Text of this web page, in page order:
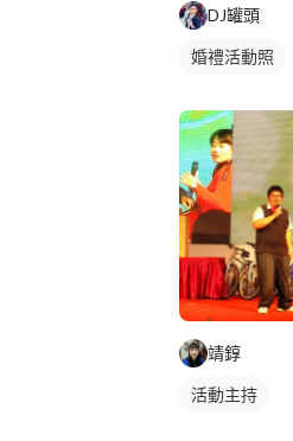
DJ罐頭
婚禮活動照
靖錞
活動主持